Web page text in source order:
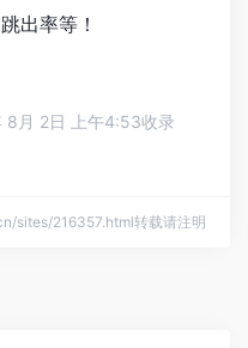
出率等！
8月 2日 上午4:53收录
sites/216357.html转载请注明